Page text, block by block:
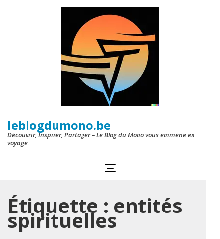
leblogdumono.be
Découvrir, Inspirer, Partager – Le Blog du Mono vous emmène en
voyage.
Étiquette : entités
spirituelles